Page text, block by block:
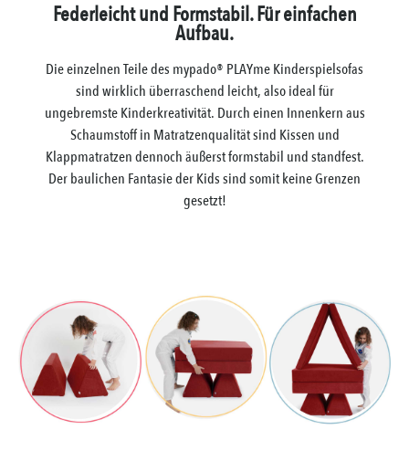
Federleicht und Formstabil. Für einfachen
Aufbau.
Die einzelnen Teile des mypado® PLAYme Kinderspielsofas
sind wirklich überraschend leicht, also ideal für
ungebremste Kinderkreativität. Durch einen Innenkern aus
Schaumstoff in Matratzenqualität sind Kissen und
Klappmatratzen dennoch äußerst formstabil und standfest.
Der baulichen Fantasie der Kids sind somit keine Grenzen
gesetzt!